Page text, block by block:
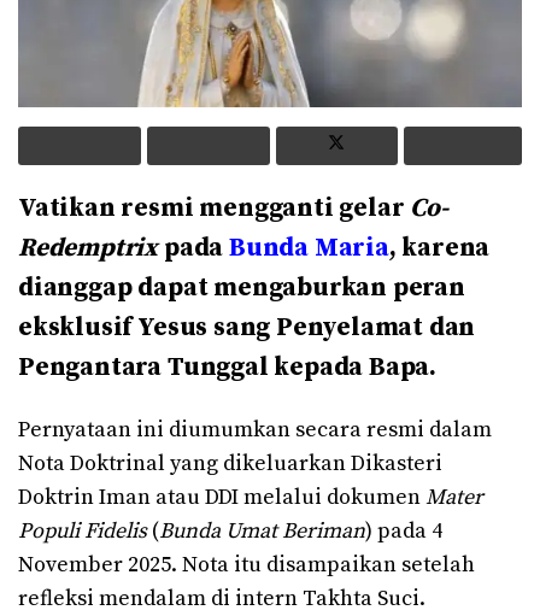
Vatikan resmi mengganti gelar Co-
RedemptrixpadaBunda Maria, karena
dianggap dapat mengaburkan peran
eksklusif Yesus sang Penyelamat dan
Pengantara Tunggal kepada Bapa.
Pernyataan ini diumumkan secara resmi dalam
Nota Doktrinal yang dikeluarkan Dikasteri
Doktrin Iman atau DDI melalui dokumenMater
Populi Fidelis(Bunda Umat Beriman) pada 4
November 2025. Nota itu disampaikan setelah
refleksi mendalam di intern Takhta Suci.